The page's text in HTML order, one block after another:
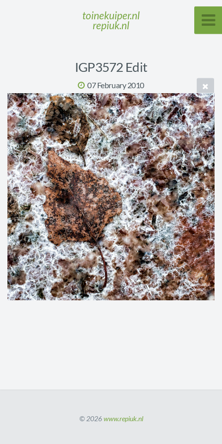
toinekuiper.nl
repiuk.nl
IGP3572 Edit
07 February 2010
© 2026www.repiuk.nl